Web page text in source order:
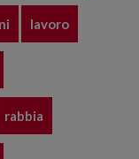
lavoro
rabbia